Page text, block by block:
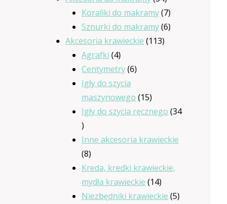
produkty
Koraliki do makramy 77
produktów
Sznurki do makramy 66
Akcesoria krawieckie 113113
Agrafki 44
produkty
Centymetry 66
Igły do szycia
maszynowego 1515
produktów
Igły do szycia ręcznego 34
34
produkty
Inne akcesoria krawieckie
88
produktów
Kreda, kredki krawieckie,
mydła krawieckie 1414
produktów
Niezbędniki krawieckie 55